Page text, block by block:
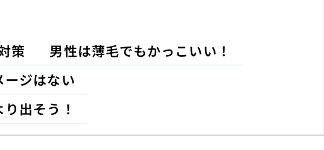
策
男性は薄毛でもかっこいい！
ージはない
出そう！